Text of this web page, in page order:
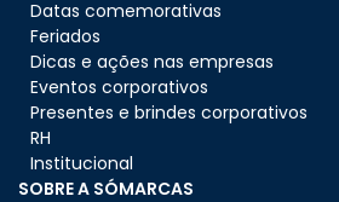
Datas comemorativas
Feriados
Dicas e ações nas empresas
Eventos corporativos
Presentes e brindes corporativos
RH
Institucional
SOBRE A SÓMARCAS